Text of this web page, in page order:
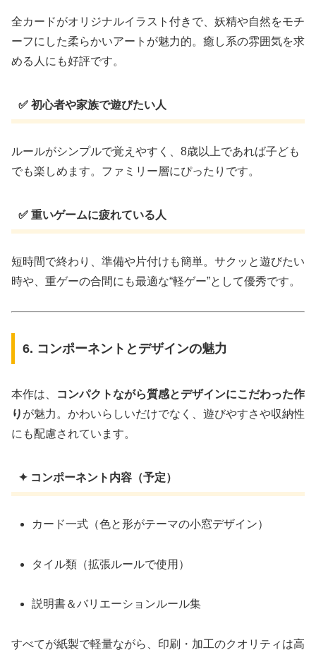
全カードがオリジナルイラスト付きで、妖精や自然をモチ
ーフにした柔らかいアートが魅力的。癒し系の雰囲気を求
める人にも好評です。
✅ 初心者や家族で遊びたい人
ルールがシンプルで覚えやすく、8歳以上であれば子ども
でも楽しめます。ファミリー層にぴったりです。
✅ 重いゲームに疲れている人
短時間で終わり、準備や片付けも簡単。サクッと遊びたい
時や、重ゲーの合間にも最適な“軽ゲー”として優秀です。
6. コンポーネントとデザインの魅力
本作は、
コンパクトながら質感とデザインにこだわった作
り が魅力。かわいらしいだけでなく、遊びやすさや収納性
にも配慮されています。
✦ コンポーネント内容（予定）
カード一式（色と形がテーマの小窓デザイン）
タイル類（拡張ルールで使用）
説明書＆バリエーションルール集
すべてが紙製で軽量ながら、印刷・加工のクオリティは高